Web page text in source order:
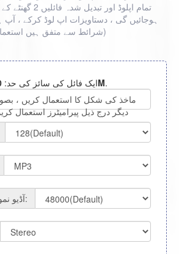
تمام اپلوڈ اور
ہوجائیں گی ، دستاویزات اپ لوڈ کرکے ،
شرائط سے متفق ہیں)
ایک فائل کی سائز کی حد:50M.
ماخذ کی شکل کا استعمال کریں ،
دیگر درج ذیل پیرامیٹرز استعمال
آڈیو نمونہ کی شرح: